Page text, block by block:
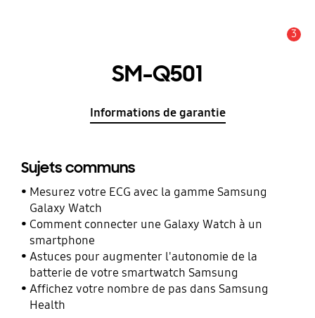
3
SM-Q501
Informations de garantie
Sujets communs
Mesurez votre ECG avec la gamme Samsung
Galaxy Watch
Comment connecter une Galaxy Watch à un
smartphone
Astuces pour augmenter l'autonomie de la
batterie de votre smartwatch Samsung
Affichez votre nombre de pas dans Samsung
Health